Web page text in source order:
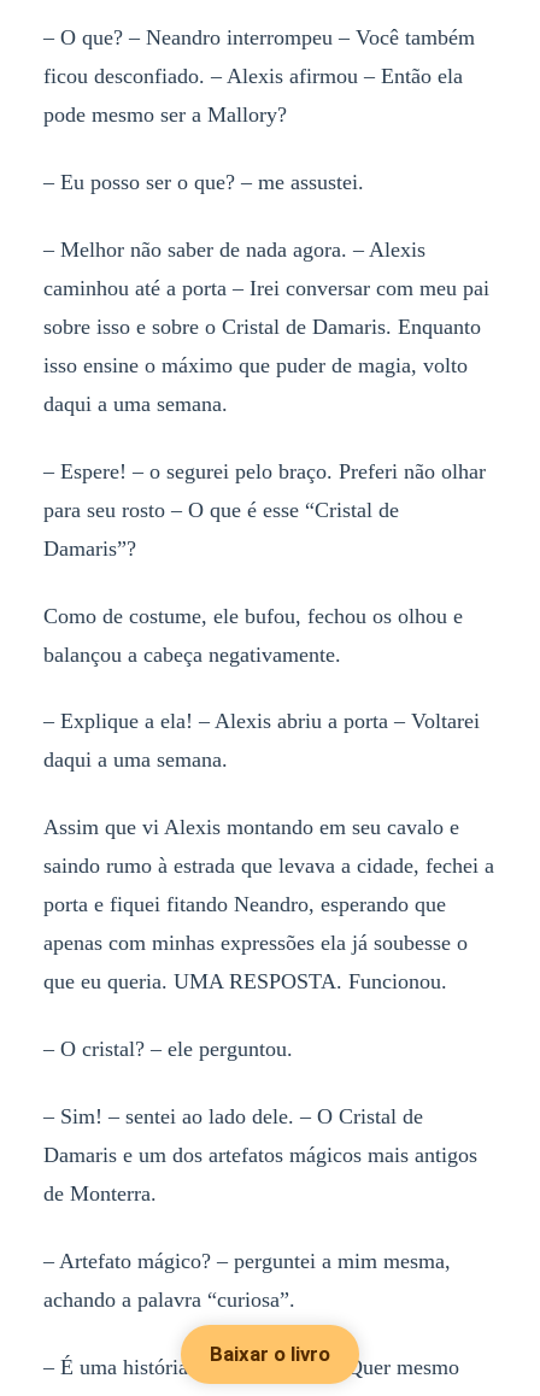
– O que? – Neandro interrompeu – Você também
ficou desconfiado. – Alexis afirmou – Então ela
pode mesmo ser a Mallory?
– Eu posso ser o que? – me assustei.
– Melhor não saber de nada agora. – Alexis
caminhou até a porta – Irei conversar com meu pai
sobre isso e sobre o Cristal de Damaris. Enquanto
isso ensine o máximo que puder de magia, volto
daqui a uma semana.
– Espere! – o segurei pelo braço. Preferi não olhar
para seu rosto – O que é esse “Cristal de
Damaris”?
Como de costume, ele bufou, fechou os olhou e
balançou a cabeça negativamente.
– Explique a ela! – Alexis abriu a porta – Voltarei
daqui a uma semana.
Assim que vi Alexis montando em seu cavalo e
saindo rumo à estrada que levava a cidade, fechei a
porta e fiquei fitando Neandro, esperando que
apenas com minhas expressões ela já soubesse o
que eu queria. UMA RESPOSTA. Funcionou.
– O cristal? – ele perguntou.
– Sim! – sentei ao lado dele. – O Cristal de
Damaris e um dos artefatos mágicos mais antigos
de Monterra.
– Artefato mágico? – perguntei a mim mesma,
achando a palavra “curiosa”.
– É uma história um pouco longa. Quer mesmo
Baixar o livro